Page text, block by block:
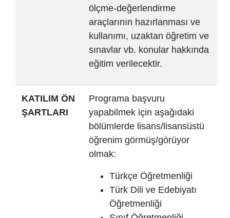
ölçme-değerlendirme
araçlarının hazırlanması ve
kullanımı, uzaktan öğretim ve
sınavlar vb. konular hakkında
eğitim verilecektir.
KATILIM ÖN
ŞARTLARI
Programa başvuru
yapabilmek için aşağıdaki
bölümlerde lisans/lisansüstü
öğrenim görmüş/görüyor
olmak:
Türkçe Öğretmenliği
Türk Dili ve Edebiyatı
Öğretmenliği